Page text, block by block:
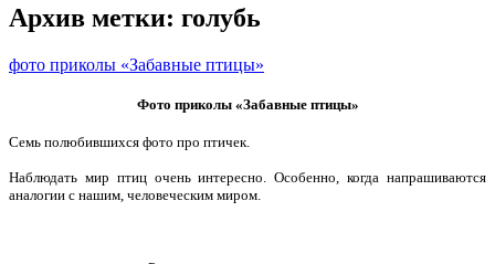
Архив метки: голубь
фото приколы «Забавные птицы»
Фото приколы «Забавные птицы»
Семь полюбившихся фото про птичек.
Наблюдать мир птиц очень интересно. Особенно, когда напрашиваются
аналогии с нашим, человеческим миром.